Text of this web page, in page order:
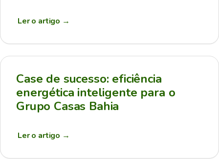
Ler o artigo →
Case de sucesso: eficiência
energética inteligente para o
Grupo Casas Bahia
Ler o artigo →